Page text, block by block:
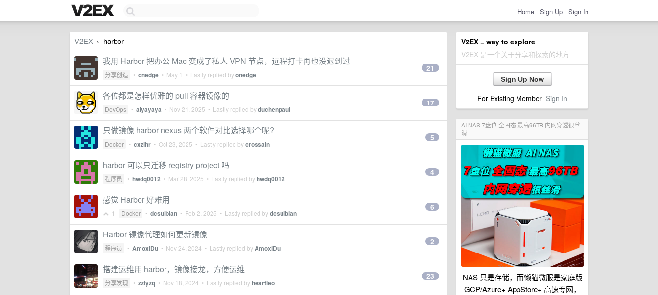
Home Sign Up Sign In
V2EX = way to explore
V2EX 是一个关于分享和探索的地方
Sign Up Now
For Existing Member Sign In
AI NAS 7盘位 全固态 最高96TB 内网穿透很丝
滑
NAS 只是存储，而懒猫微服是家庭版
GCP/Azure+ AppStore+ 高速专网，
V2EX › harbor
我用 Harbor 把办公 Mac 变成了私人 VPN 节点，远程打卡再也没迟到过
分享创造 • onedge • May 1 • Lastly replied byonedge
21
各位都是怎样优雅的 pull 容器镜像的
DevOps • aiyayaya • Nov 21, 2025 • Lastly replied byduchenpaul
17
只做镜像 harbor nexus 两个软件对比选择哪个呢?
Docker • cxzlhr • Oct 23, 2025 • Lastly replied bycrossain
5
harbor 可以只迁移 registry project 吗
程序员 • hwdq0012 • Mar 28, 2025 • Lastly replied byhwdq0012
4
感觉 Harbor 好难用
1 Docker • dcsuibian • Feb 2, 2025 • Lastly replied bydcsuibian
6
Harbor 镜像代理如何更新镜像
程序员 • AmoxiDu • Nov 24, 2024 • Lastly replied byAmoxiDu
2
搭建运维用 harbor，镜像接龙，方便运维
分享发现 • zzlyzq • Nov 18, 2024 • Lastly replied byheartleo
23